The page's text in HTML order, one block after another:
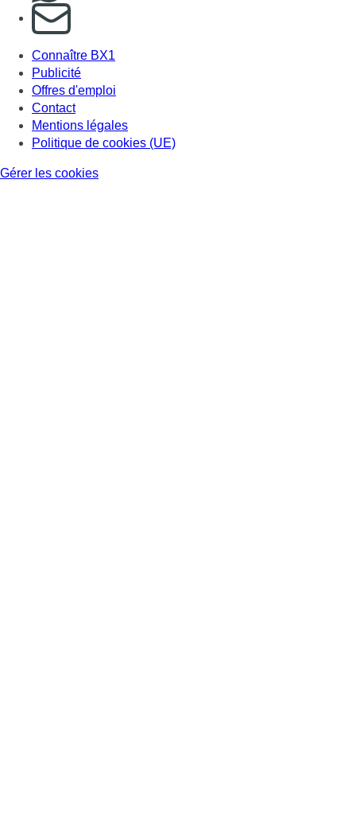
S'abonner à notre newsletter
Connaître BX1
Publicité
Offres d'emploi
Contact
Mentions légales
Politique de cookies (UE)
Gérer les cookies